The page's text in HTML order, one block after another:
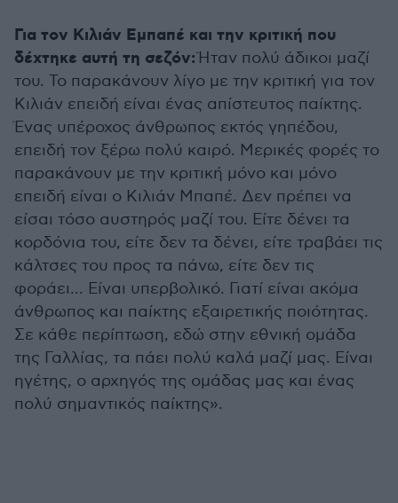
Για τον Κιλιάν Εμπαπέ και την κριτική που
δέχτηκε αυτή τη σεζόν:Ήταν πολύ άδικοι μαζί
του. Το παρακάνουν λίγο με την κριτική για τον
Κιλιάν επειδή είναι ένας απίστευτος παίκτης.
Ένας υπέροχος άνθρωπος εκτός γηπέδου,
επειδή τον ξέρω πολύ καιρό. Μερικές φορές το
παρακάνουν με την κριτική μόνο και μόνο
επειδή είναι ο Κιλιάν Μπαπέ. Δεν πρέπει να
είσαι τόσο αυστηρός μαζί του. Είτε δένει τα
κορδόνια του, είτε δεν τα δένει, είτε τραβάει τις
κάλτσες του προς τα πάνω, είτε δεν τις
φοράει... Είναι υπερβολικό. Γιατί είναι ακόμα
άνθρωπος και παίκτης εξαιρετικής ποιότητας.
Σε κάθε περίπτωση, εδώ στην εθνική ομάδα
της Γαλλίας, τα πάει πολύ καλά μαζί μας. Είναι
ηγέτης, ο αρχηγός της ομάδας μας και ένας
πολύ σημαντικός παίκτης».